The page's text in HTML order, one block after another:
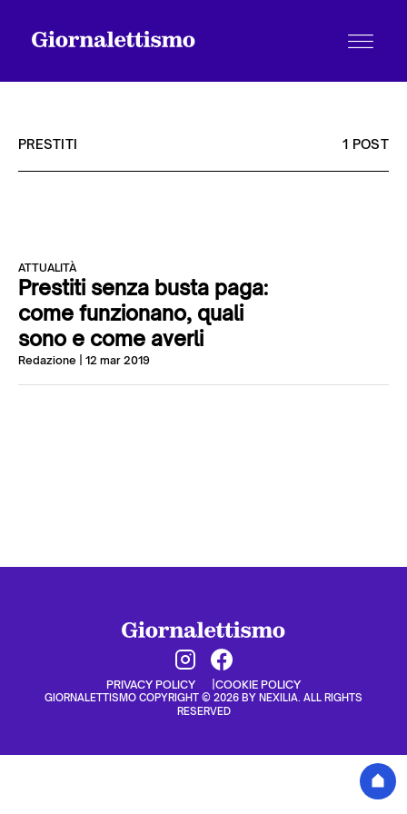
Chi siamo
Contatti
PRESTITI 1 POST
ATTUALITÀ
Prestiti senza busta paga:
come funzionano, quali
sono e come averli
Redazione | 12 mar 2019
PRIVACY POLICY COOKIE POLICY
GIORNALETTISMO COPYRIGHT © 2026 BY NEXILIA. ALL RIGHTS
RESERVED